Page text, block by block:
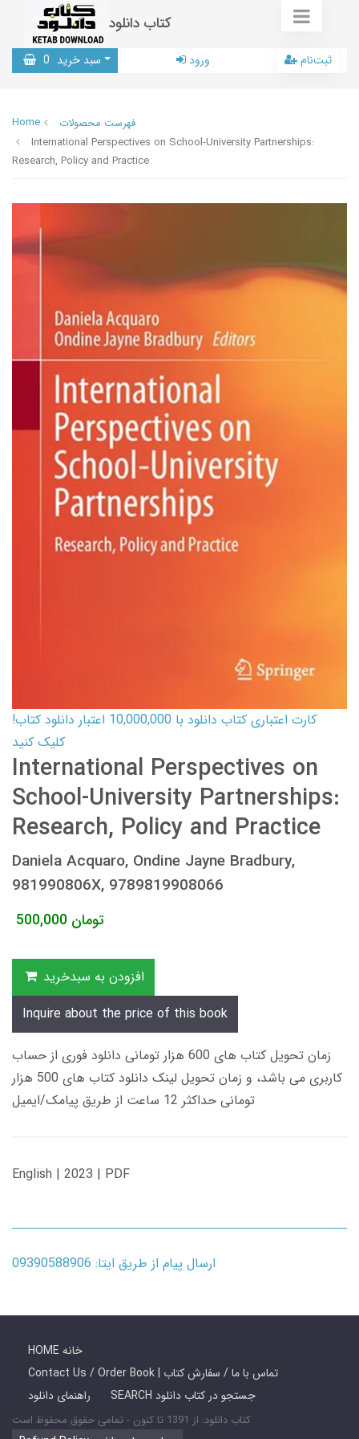
کتاب دانلود
سبد خرید 0 ورود ثبت‌نام
Home
فهرست محصولات
International Perspectives on School-University Partnerships:
Research, Policy and Practice
کارت اعتباری کتاب دانلود با 10,000,000 اعتبار دانلود کتاب!
کلیک کنید
International Perspectives on
School-University Partnerships:
Research, Policy and Practice
Daniela Acquaro, Ondine Jayne Bradbury,
981990806X, 9789819908066
500,000 تومان
افزودن به سبدخرید
Inquire about the price of this book
زمان تحویل کتاب های 600 هزار تومانی دانلود فوری از حساب
کاربری می باشد، و زمان تحویل لینک دانلود کتاب های 500 هزار
تومانی حداکثر 12 ساعت از طریق پیامک/ایمیل
English | 2023 | PDF
ارسال پیام از طریق ایتا: 09390588906
HOME خانه
Contact Us / Order Book | تماس با ما / سفارش کتاب
راهنمای دانلود
SEARCH جستجو در کتاب دانلود
کتاب دانلود: از 1391 تا کنون - تمامی حقوق محفوظ است